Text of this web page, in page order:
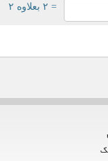
= ۲ بعلاوه ۲